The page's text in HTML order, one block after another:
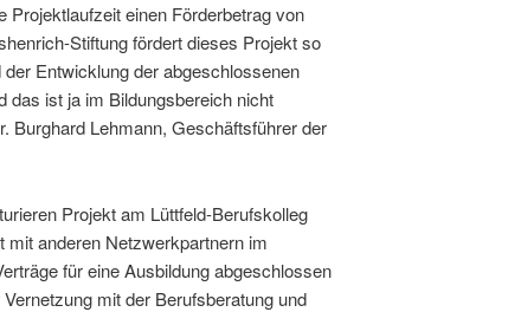
Projektlaufzeit einen Förderbetrag von
Stiftung fördert dieses Projekt so
Entwicklung der abgeschlossenen
das ist ja im Bildungsbereich nicht
Burghard Lehmann, Geschäftsführer der
Projekt am Lüttfeld-Berufskolleg
anderen Netzwerkpartnern im
für eine Ausbildung abgeschlossen
mit der Berufsberatung und